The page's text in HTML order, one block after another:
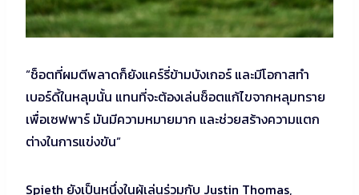
“ช็อตที่ผมตีพลาดก็ยังแคร์รี่ข้ามบังเกอร์ และมีโอกาสทำ
เบอร์ดี้ในหลุมนั้น แทนที่จะต้องเล่นช็อตแก้ไขจากหลุมทราย
เพื่อเซฟพาร์ มันมีความหมายมาก และช่วยสร้างความแตก
ต่างในการแข่งขัน”
Spieth ยังเป็นหนึ่งในผู้เล่นร่วมกับ Justin Thomas,